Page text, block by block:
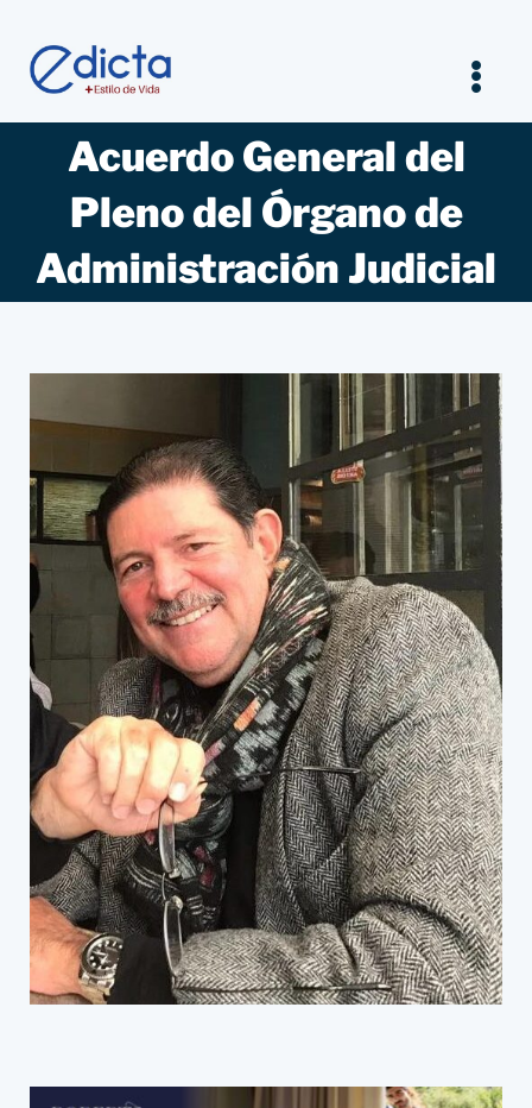
contenido
Inicio
Legal
Empresarios
Estilo de vida
Entrevistas Jurídicas
Acuerdo General del
Pleno del Órgano de
Administración Judicial